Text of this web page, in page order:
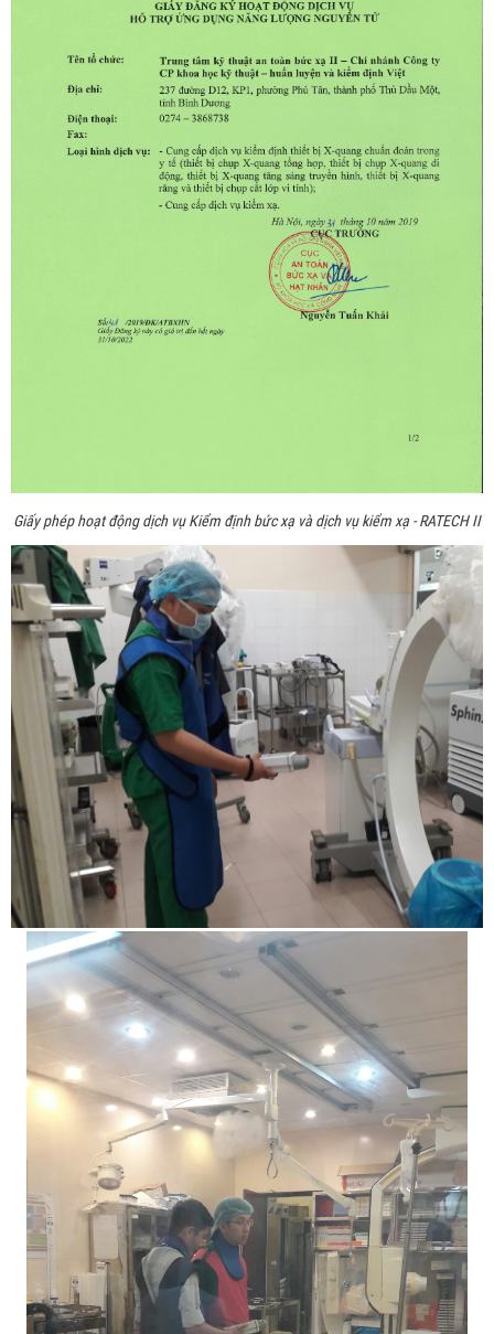
Giấy phép hoạt động dịch vụ Kiểm định bức xạ và dịch vụ kiểm xạ - RATECH II